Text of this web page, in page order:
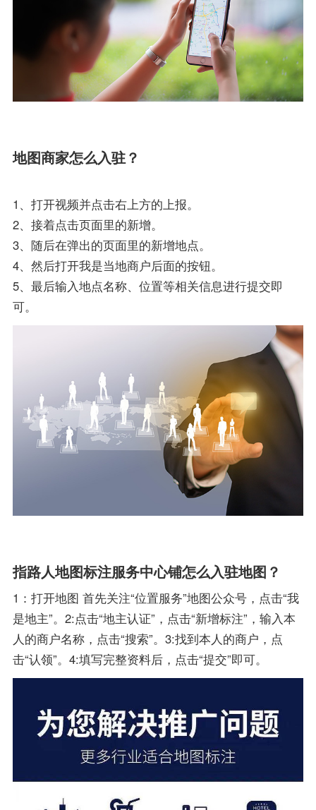
地图商家怎么入驻？
1、打开视频并点击右上方的上报。
2、接着点击页面里的新增。
3、随后在弹出的页面里的新增地点。
4、然后打开我是当地商户后面的按钮。
5、最后输入地点名称、位置等相关信息进行提交即
可。
指路人地图标注服务中心铺怎么入驻地图？
1：打开地图 首先关注“位置服务”地图公众号，点击“我
是地主”。2:点击“地主认证”，点击“新增标注”，输入本
人的商户名称，点击“搜索”。3:找到本人的商户，点
击“认领”。4:填写完整资料后，点击“提交”即可。